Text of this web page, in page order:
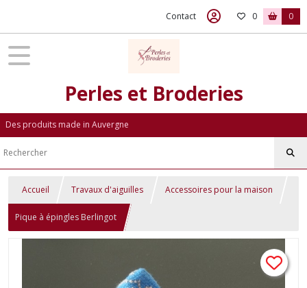
Contact 0 0
Perles et Broderies
Des produits made in Auvergne
Accueil Travaux d'aiguilles Accessoires pour la maison
Pique à épingles Berlingot